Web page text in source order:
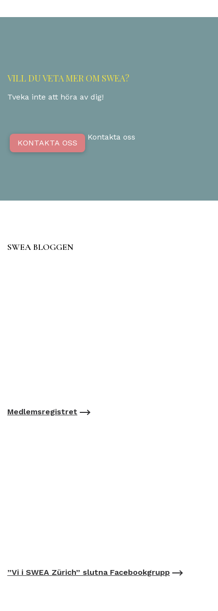
VILL DU VETA MER OM SWEA?
Tveka inte att höra av dig!
KONTAKTA OSS
Kontakta oss
SWEA BLOGGEN
Medlemsregistret
”Vi i SWEA Zürich” slutna Facebookgrupp